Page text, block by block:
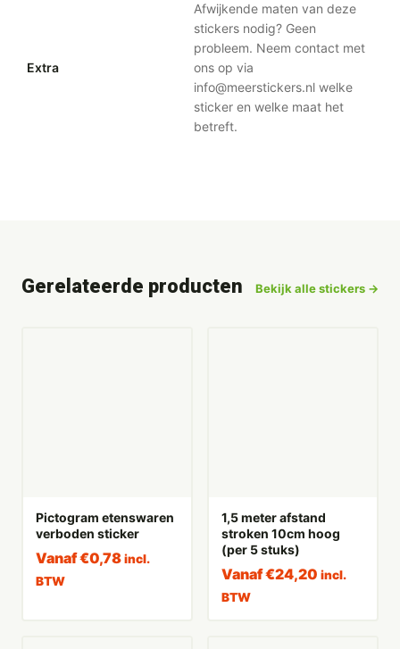
Extra
Afwijkende maten van deze
stickers nodig? Geen
probleem. Neem contact met
ons op via
info@meerstickers.nl welke
sticker en welke maat het
betreft.
Gerelateerde producten Bekijk alle stickers →
Pictogram etenswaren
verboden sticker
Vanaf€0,78 incl.
BTW
1,5 meter afstand
stroken 10cm hoog
(per 5 stuks)
Vanaf€24,20 incl.
BTW